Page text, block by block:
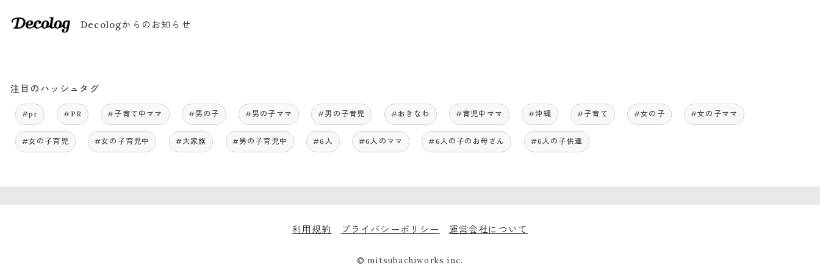
Decologからのお知らせ
注目のハッシュタグ
#pr #PR #子育て中ママ #男の子 #男の子ママ #男の子育児 #おきなわ #育児中ママ #沖縄 #子育て #女の子 #女の子ママ
#女の子育児 #女の子育児中 #大家族 #男の子育児中 #6人 #6人のママ #6人の子のお母さん #6人の子供達
利用規約 プライバシーポリシー 運営会社について
© mitsubachiworks inc.